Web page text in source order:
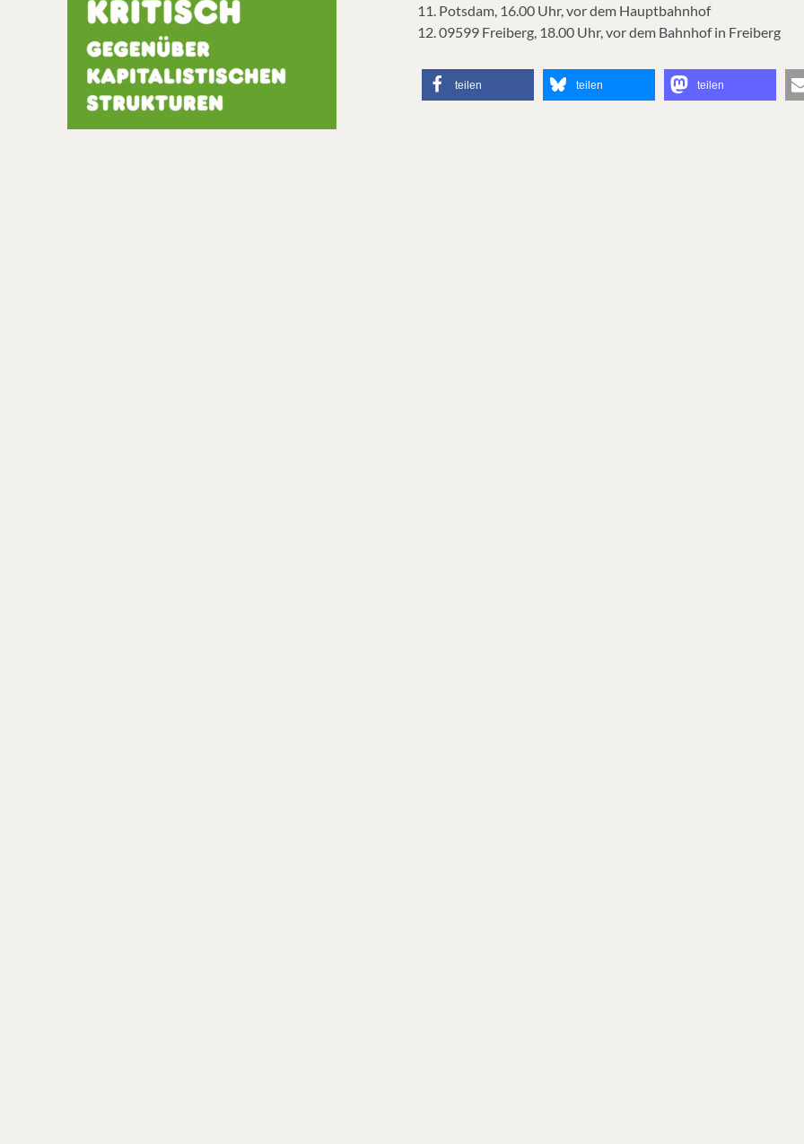
11. Potsdam, 16.00 Uhr, vor dem Hauptbahnhof
12. 09599 Freiberg, 18.00 Uhr, vor dem Bahnhof in Freiberg
teilen teilen teilen